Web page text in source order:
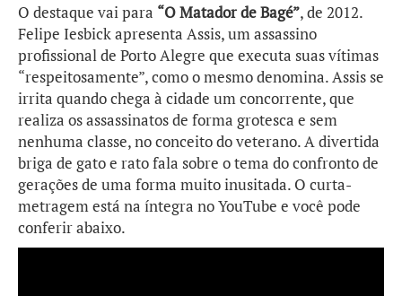
O destaque vai para “O Matador de Bagé”, de 2012.
Felipe Iesbick apresenta Assis, um assassino
profissional de Porto Alegre que executa suas vítimas
“respeitosamente”, como o mesmo denomina. Assis se
irrita quando chega à cidade um concorrente, que
realiza os assassinatos de forma grotesca e sem
nenhuma classe, no conceito do veterano. A divertida
briga de gato e rato fala sobre o tema do confronto de
gerações de uma forma muito inusitada. O curta-
metragem está na íntegra no YouTube e você pode
conferir abaixo.